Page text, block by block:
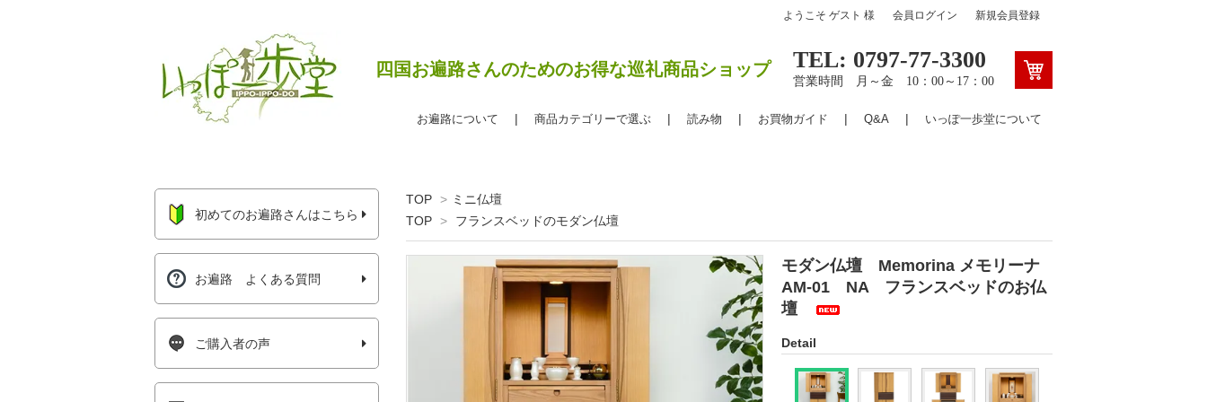
ようこそ ゲスト 様 会員ログイン 新規会員登録
四国お遍路さんのためのお得な巡礼商品ショップ TEL: 0797-77-3300
営業時間 月～金 10：00～17：00
お遍路について 商品カテゴリーで選ぶ 読み物 お買物ガイド Q&A いっぽ一歩堂について
TOP > ミニ仏壇
TOP > フランスベッドのモダン仏壇
モダン仏壇 Memorina メモリーナ
AM-01 NA フランスベッドのお仏
壇
Detail
初めてのお遍路さんはこちら
お遍路 よくある質問
ご購入者の声